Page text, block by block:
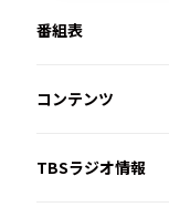
番組表
コンテンツ
TBSラジオ情報